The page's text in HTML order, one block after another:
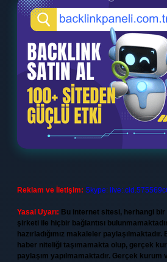
Reklam ve İletişim: Skype:
Yasal Uyarı: Bu internet sitesi, herhangi
şirketi ile hiçbir bağlantısı
hazırladığımız makaleler
haber niteliği taşımamakta olup, gerçek
paylaşım yapılmamaktadır. Gerçek kurum